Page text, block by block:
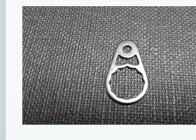
Byanna
2011
年
12
月
30
日
2016